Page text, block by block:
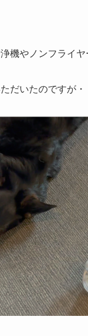
機やノンフライ
だいたのですが・